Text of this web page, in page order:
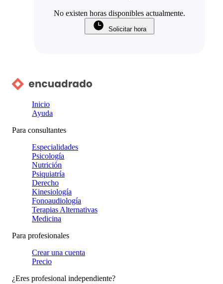
No existen horas disponibles actualmente.
Solicitar hora
Inicio
Ayuda
Para consultantes
Especialidades
Psicología
Nutrición
Psiquiatría
Derecho
Kinesiología
Fonoaudiología
Terapias Alternativas
Medicina
Para profesionales
Crear una cuenta
Precio
¿Eres profesional independiente?